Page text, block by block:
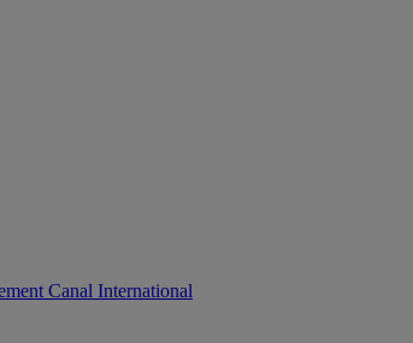
Canal International